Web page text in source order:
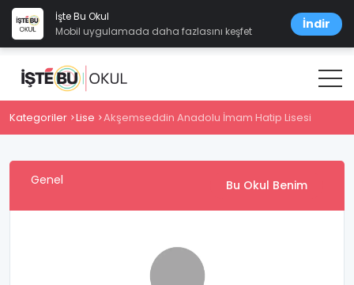
İşte Bu Okul
Mobil uygulamada daha fazlasını keşfet
İndir
Kategoriler Lise Akşemseddin Anadolu İmam Hatip Lisesi
Genel Bu Okul Benim